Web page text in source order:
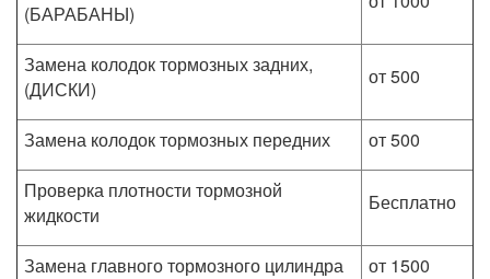
(БАРАБАНЫ)
Замена колодок тормозных задних,
(ДИСКИ)
от 500
Замена колодок тормозных передних
от 500
Проверка плотности тормозной
жидкости
Бесплатно
Замена главного тормозного цилиндра
от 1500